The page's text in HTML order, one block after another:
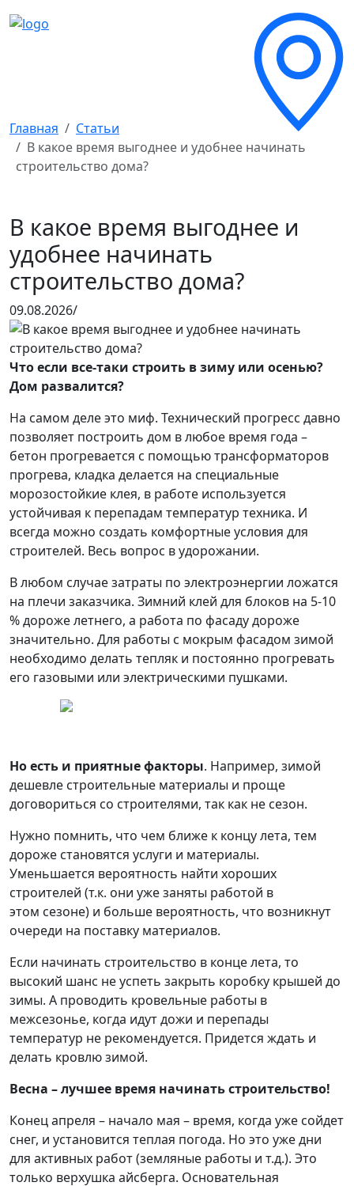
Главная
Статьи
В какое время выгоднее и удобнее начинать
строительство дома?
В какое время выгоднее и
удобнее начинать
строительство дома?
09.08.2026/
Что если все-таки строить в зиму или осенью?
Дом развалится?
На самом деле это миф. Технический прогресс давно
позволяет построить дом в любое время года –
бетон прогревается с помощью трансформаторов
прогрева, кладка делается на специальные
морозостойкие клея, в работе используется
устойчивая к перепадам температур техника. И
всегда можно создать комфортные условия для
строителей. Весь вопрос в удорожании.
В любом случае затраты по электроэнергии ложатся
на плечи заказчика. Зимний клей для блоков на 5-10
% дороже летнего, а работа по фасаду дороже
значительно. Для работы с мокрым фасадом зимой
необходимо делать тепляк и постоянно прогревать
его газовыми или электрическими пушками.
Но есть и приятные факторы. Например, зимой
дешевле строительные материалы и проще
договориться со строителями, так как не сезон.
Нужно помнить, что чем ближе к концу лета, тем
дороже становятся услуги и материалы.
Уменьшается вероятность найти хороших
строителей (т.к. они уже заняты работой в
этом сезоне) и больше вероятность, что возникнут
очереди на поставку материалов.
Если начинать строительство в конце лета, то
высокий шанс не успеть закрыть коробку крышей до
зимы. А проводить кровельные работы в
межсезонье, когда идут дожи и перепады
температур не рекомендуется. Придется ждать и
делать кровлю зимой.
Весна – лучшее время начинать строительство!
Конец апреля – начало мая – время, когда уже сойдет
снег, и установится теплая погода. Но это уже дни
для активных работ (земляные работы и т.д.). Это
только верхушка айсберга. Основательная